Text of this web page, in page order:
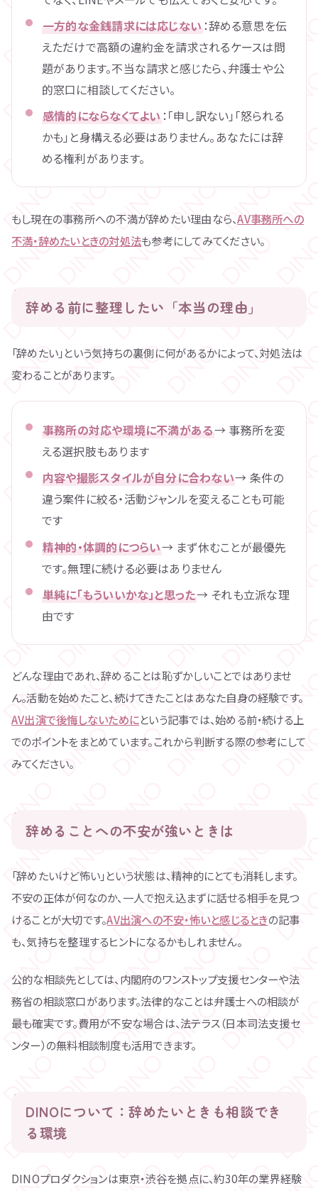
一方的な金銭請求には応じない ：辞める意思を伝
えただけで高額の違約金を請求されるケースは問
題があります。不当な請求と感じたら、弁護士や公
的窓口に相談してください。
感情的にならなくてよい ：「申し訳ない」「怒られる
かも」と身構える必要はありません。あなたには辞
める権利があります。
もし現在の事務所への不満が辞めたい理由なら、AV事務所への
不満・辞めたいときの対処法も参考にしてみてください。
辞める前に整理したい「本当の理由」
「辞めたい」という気持ちの裏側に何があるかによって、対処法は
変わることがあります。
事務所の対応や環境に不満がある→ 事務所を変
える選択肢もあります
内容や撮影スタイルが自分に合わない→ 条件の
違う案件に絞る・活動ジャンルを変えることも可能
です
精神的・体調的につらい→ まず休むことが最優先
です。無理に続ける必要はありません
単純に「もういいかな」と思った→ それも立派な理
由です
どんな理由であれ、辞めることは恥ずかしいことではありませ
ん。活動を始めたこと、続けてきたことはあなた自身の経験です。
AV出演で後悔しないためにという記事では、始める前・続ける上
でのポイントをまとめています。これから判断する際の参考にして
みてください。
辞めることへの不安が強いときは
「辞めたいけど怖い」という状態は、精神的にとても消耗します。
不安の正体が何なのか、一人で抱え込まずに話せる相手を見つ
けることが大切です。AV出演への不安・怖いと感じるときの記事
も、気持ちを整理するヒントになるかもしれません。
公的な相談先としては、内閣府のワンストップ支援センターや法
務省の相談窓口があります。法律的なことは弁護士への相談が
最も確実です。費用が不安な場合は、法テラス（日本司法支援セ
ンター）の無料相談制度も活用できます。
DINOについて：辞めたいときも相談でき
る環境
DINOプロダクションは東京・渋谷を拠点に、約30年の業界経験